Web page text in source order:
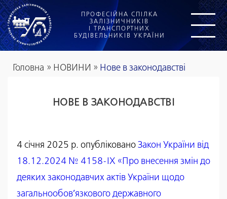
ПРОФЕСІЙНА СПІЛКА
ЗАЛІЗНИЧНИКІВ
І ТРАНСПОРТНИХ
БУДІВЕЛЬНИКІВ УКРАЇНИ
Головна » НОВИНИ » Нове в законодавстві
НОВЕ В ЗАКОНОДАВСТВІ
4 січня 2025 р. опубліковано Закон України від
18.12.2024 № 4158-IX «Про внесення змін до
деяких законодавчих актів України щодо
загальнообов’язкового державного